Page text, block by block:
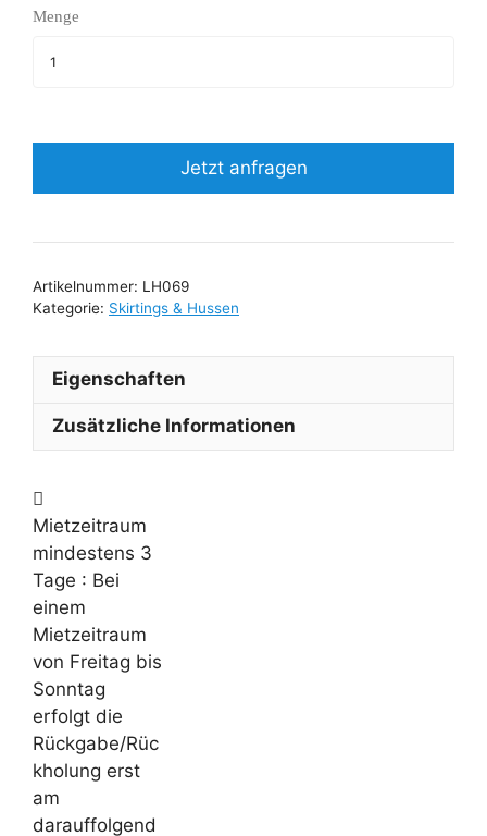
Menge
Jetzt anfragen
Artikelnummer: LH069
Kategorie: Skirtings & Hussen
Eigenschaften
Zusätzliche Informationen
Mietzeitraum
mindestens 3
Tage : Bei
einem
Mietzeitraum
von Freitag bis
Sonntag
erfolgt die
Rückgabe/Rüc
kholung erst
am
darauffolgend